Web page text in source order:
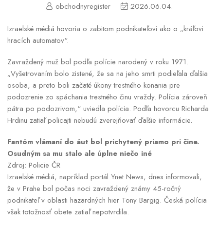
obchodnyregister 2026.06.04.
Izraelské médiá hovoria o zabitom podnikateľovi ako o „kráľovi
hracích automatov“.
Zavraždený muž bol podľa polície narodený v roku 1971.
„Vyšetrovaním bolo zistené, že sa na jeho smrti podieľala ďalšia
osoba, a preto boli začaté úkony trestného konania pre
podozrenie zo spáchania trestného činu vraždy. Polícia zároveň
pátra po podozrivom,“ uviedla polícia. Podľa hovorcu Richarda
Hrdinu zatiaľ policajti nebudú zverejňovať ďalšie informácie.
Fantóm vlámaní do áut bol prichytený priamo pri čine.
Osudným sa mu stalo ale úplne niečo iné
Zdroj: Policie ČR
Izraelské médiá, napríklad portál Ynet News, dnes informovali,
že v Prahe bol počas noci zavraždený známy 45-ročný
podnikateľ v oblasti hazardných hier Tony Bargig. Česká polícia
však totožnosť obete zatiaľ nepotvrdila.